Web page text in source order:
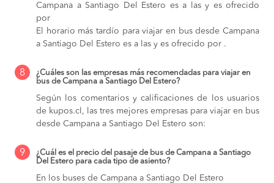
Campana a Santiago Del Estero es a las y es ofrecido
por
El horario más tardío para viajar en bus desde Campana
a Santiago Del Estero es a las y es ofrecido por .
8
¿Cuáles son las empresas más recomendadas para viajar en
bus de Campana a Santiago Del Estero?
Según los comentarios y calificaciones de los usuarios
de kupos.cl, las tres mejores empresas para viajar en bus
desde Campana a Santiago Del Estero son:
9
¿Cuál es el precio del pasaje de bus de Campana a Santiago
Del Estero para cada tipo de asiento?
En los buses de Campana a Santiago Del Estero